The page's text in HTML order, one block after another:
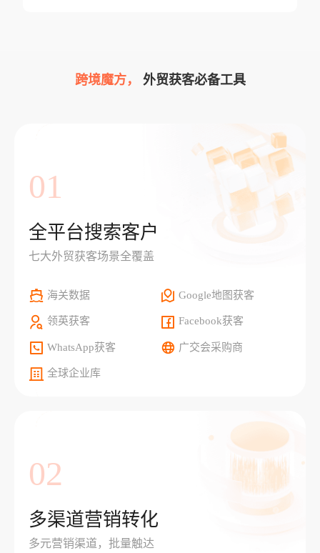
跨境魔方， 外贸获客必备工具
01
全平台搜索客户
七大外贸获客场景全覆盖
海关数据 Google地图获客
领英获客 Facebook获客
WhatsApp获客 广交会采购商
全球企业库
02
多渠道营销转化
多元营销渠道，批量触达